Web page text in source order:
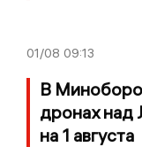
01/08 09:13
В
дронах над
на 1 августа